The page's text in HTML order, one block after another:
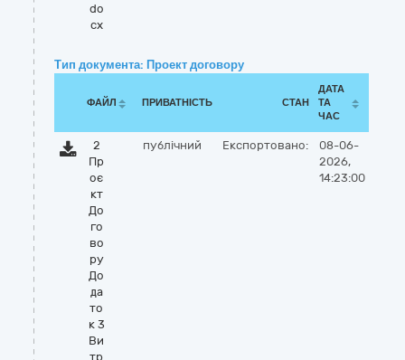
do
cx
Тип документа: Проект договору
ФАЙЛ ПРИВАТНІСТЬ СТАН
ДАТА
ТА
ЧАС
2
Пр
оє
кт
До
го
во
ру
До
да
то
к 3
Ви
тр
публічний Експортовано:
08-06-
2026,
14:23:00